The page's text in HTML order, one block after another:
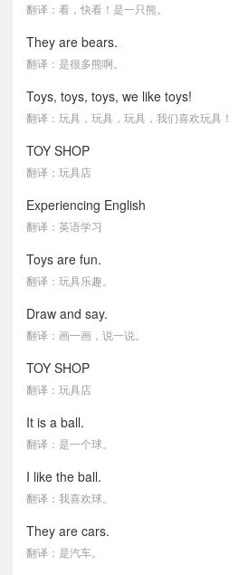
翻译：看，快看！是一只熊。
They are bears.
翻译：是很多熊啊。
Toys, toys, toys, we like toys!
翻译：玩具，玩具，玩具，我们喜欢玩具！
TOY SHOP
翻译：玩具店
Experiencing English
翻译：英语学习
Toys are fun.
翻译：玩具乐趣。
Draw and say.
翻译：画一画，说一说。
TOY SHOP
翻译：玩具店
It is a ball.
翻译：是一个球。
I like the ball.
翻译：我喜欢球。
They are cars.
翻译：是汽车。